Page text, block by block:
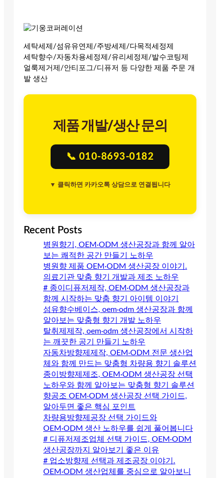
세탁세제/섬유유연제/주방세제/다목적세정제
세탁향수/자동차용세정제/유리세정제/발수코팅제
얼룩제거제/안티포그/디퓨저 등 다양한 제품 주문 개
발 생산
제품 개발/생산 문의
📞 010-8693-0182
▼ 클릭하면 카카오톡 상담으로 연결됩니다
Recent Posts
병원향기, OEM·ODM 생산공장과 함께 알아
보는 쾌적한 공간 만들기 노하우
병원향 제품 OEM·ODM 생산공장 이야기.
의료기관 맞춤 향기 개발과 제조 노하우
# 종이디퓨저제작, OEM·ODM 생산공장과
함께 시작하는 맞춤 향기 아이템 이야기
섬유향수베이스, oem·odm 생산공장과 함께
알아보는 맞춤형 향기 개발 노하우
탈취제제작, oem·odm 생산공장에서 시작하
는 깨끗한 공기 만들기 노하우
자동차방향제제작, OEM·ODM 전문 생산업
체와 함께 만드는 맞춤형 차량용 향기 솔루션
종이방향제제조, OEM·ODM 생산공장 선택
노하우와 함께 알아보는 맞춤형 향기 솔루션
향공조 OEM·ODM 생산공장 선택 가이드,
알아두면 좋은 핵심 포인트
차량용방향제공장 선택 가이드와
OEM·ODM 생산 노하우를 쉽게 풀어봅니다
# 디퓨저제조업체 선택 가이드, OEM·ODM
생산공장까지 알아보기 좋은 이유
# 업소방향제 선택과 제조공장 이야기.
OEM·ODM 생산업체를 중심으로 알아보니